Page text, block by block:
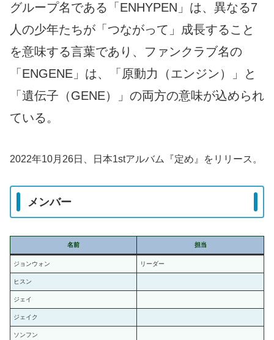
グループ名である「ENHYPEN」は、異なる7
人の少年たちが「つながって」成長すること
を意味する言葉であり、ファンクラブ名の
「ENGENE」は、「原動力（エンジン）」と
「遺伝子（GENE）」の両方の意味が込められ
ている。
2022年10月26日、日本1stアルバム『定め』をリリース。
メンバー
名前 担当
ジョンウォン リーダー
ヒスン
ジェイ
ジェイク
ソンフン